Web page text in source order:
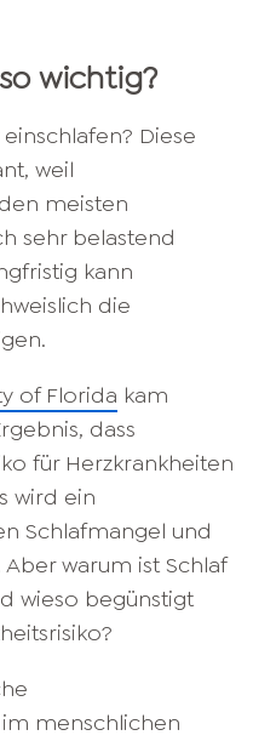
wichtig?
Diese
weil
meisten
sehr belastend
kann
die
of Florida kam
dass
für Herzkrankheiten
wird ein
Schlafmangel und
warum ist Schlaf
wieso begünstigt
menschlichen